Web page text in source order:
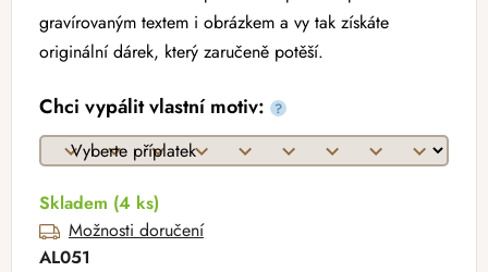
gravírovaným textem i obrázkem a vy tak získáte
originální dárek, který zaručeně potěší.
Chci vypálit vlastní motiv: ?
Skladem (4 ks)
Možnosti doručení
AL051